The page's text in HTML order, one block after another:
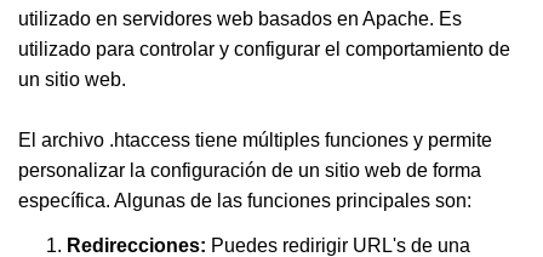
utilizado en servidores web basados en Apache. Es
utilizado para controlar y configurar el comportamiento de
un sitio web.
El archivo .htaccess tiene múltiples funciones y permite
personalizar la configuración de un sitio web de forma
específica. Algunas de las funciones principales son:
Redirecciones: Puedes redirigir URL's de una